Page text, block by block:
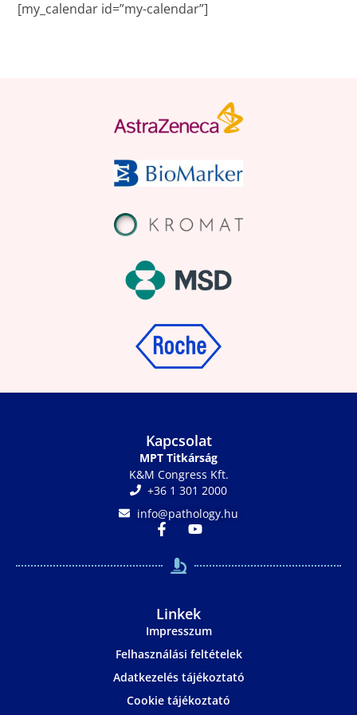
[my_calendar id=”my-calendar”]
Kapcsolat
MPT Titkárság
K&M Congress Kft.
+36 1 301 2000
info@pathology.hu
Linkek
Impresszum
Felhasználási feltételek
Adatkezelés tájékoztató
Cookie tájékoztató